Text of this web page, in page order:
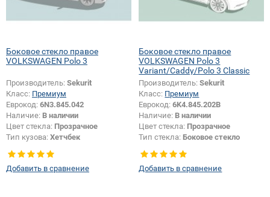
Боковое стекло правое
VOLKSWAGEN Polo 3
Производитель: Sekurit
Класс: Премиум
Еврокод: 6N3.845.042
Наличие: В наличии
Цвет стекла: Прозрачное
Тип кузова: Хетчбек
правое
Добавить в сравнение
Боковое стекло правое
VOLKSWAGEN Polo 3
Variant/Caddy/Polo 3 Classic
Производитель:Sekurit
Класс: Премиум
Еврокод:6K4.845.202B
Наличие: В наличии
Цвет стекла: Прозрачное
Тип стекла: Боковое стекло
Добавить в сравнение